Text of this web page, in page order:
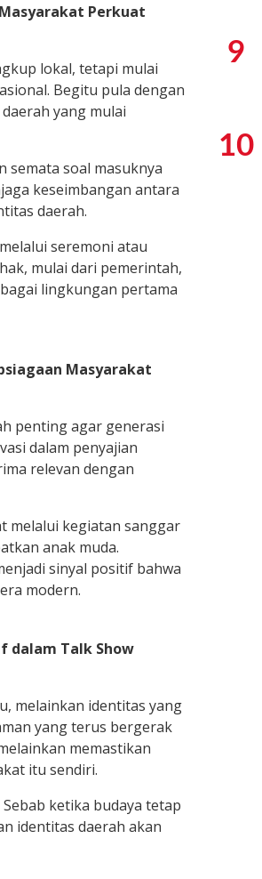
Perkuat
lokal, tetapi mulai
Begitu pula dengan
yang mulai
semata soal masuknya
keseimbangan antara
daerah.
seremoni atau
mulai dari pemerintah,
lingkungan pertama
Masyarakat
penting agar generasi
dalam penyajian
relevan dengan
melalui kegiatan sanggar
anak muda.
sinyal positif bahwa
modern.
dalam Talk Show
melainkan identitas yang
yang terus bergerak
memastikan
itu sendiri.
ketika budaya tetap
identitas daerah akan
9
10